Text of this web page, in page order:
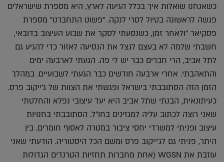
כשאנחנו שואלות איך בכלל הגיעה לארץ, היא מספרת שישראלים
פגשה לראשונה בטיול לסרי לנקה. "פשוט התחברנו" מספרת
פסקיאר "ולאחר זמן, כשנסעתי לסקר את שבוע העיצוב בדובאי,
חשבתי שלמה לא בעצם לנצל את הנסיעה לאזור כדי להגיע גם
לתל אביב, הרי חברים כבר יש לי פה. הגעתי לארבעה ימים
והתאהבתי. אחרי ארבעה חודשים כבר הגעתי לשבועיים. במהלך
הזמן הזה הסתובבתי בישראל ופגשתי את הצוות של ג'ייקוב פרס.
כעיתונאית, הבנתי שתל אביב היא יעד עיצובי נפלא והחלטתי
שאני רוצה לכתוב עליה למגזינים בחו"ל. הסתובבתי בחנויות
עיצוב ופניתי למשרדי יחסי ציבור במטרה לאסוף חומרים. בין
היתר, פניתי גם לג'ייקוב פרס ומשם הכל היסטוריה. הודעתי שאני
עוזבת את WGSN (אחת מחברות תחזיות הטרנדים הגדולות